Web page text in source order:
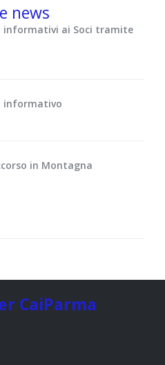
news
informativi ai Soci tramite
informativo
in Montagna
CaiParma